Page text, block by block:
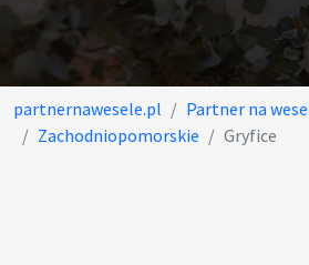
partnernawesele.pl
Partner na
Zachodniopomorskie
Gryfice